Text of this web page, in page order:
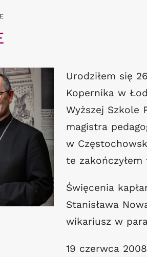
Urodziłem się
Kopernika w
Wyższej Szkole
magistra
w
te
Święcenia
Stanisława
wikariusz w
19 czerwca